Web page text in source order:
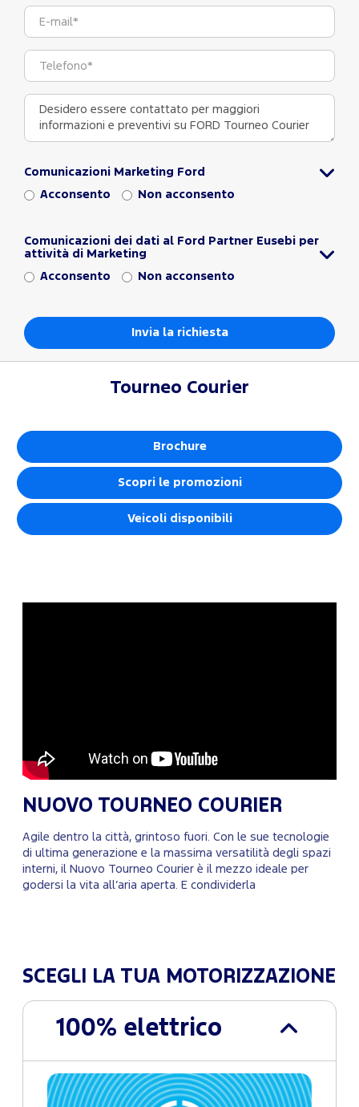
Comunicazioni Marketing Ford
Acconsento Non acconsento
Comunicazioni dei dati al Ford Partner Eusebi per
attività di Marketing
Acconsento Non acconsento
Tourneo Courier
Brochure
Scopri le promozioni
Veicoli disponibili
NUOVO TOURNEO COURIER
Agile dentro la città, grintoso fuori. Con le sue tecnologie
di ultima generazione e la massima versatilità degli spazi
interni, il Nuovo Tourneo Courier è il mezzo ideale per
godersi la vita all’aria aperta. E condividerla
SCEGLI LA TUA MOTORIZZAZIONE
100% elettrico